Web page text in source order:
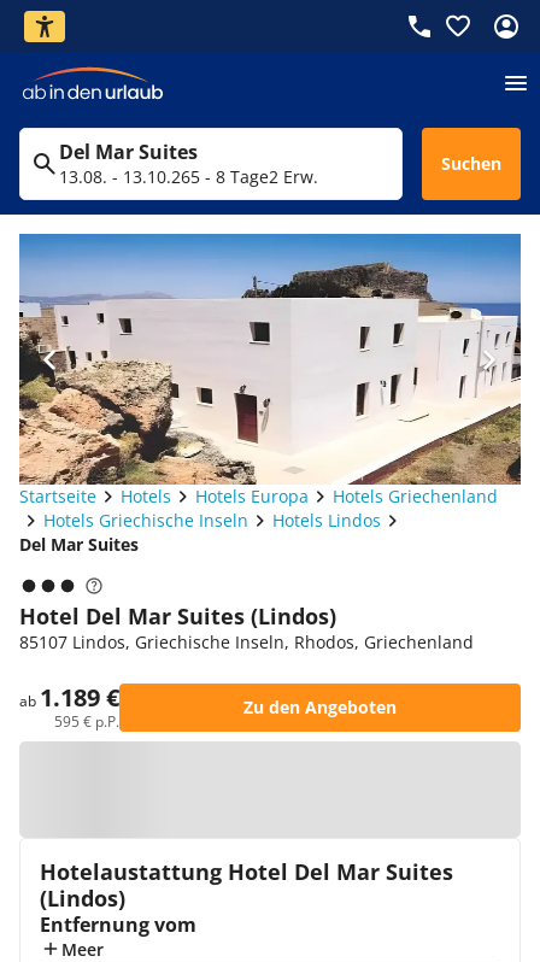
Del Mar Suites
13.08. - 13.10.265 - 8 Tage2 Erw.
Suchen
Startseite Hotels Hotels Europa
Hotels Griechenland
Hotels Griechische Inseln
Hotels Lindos
Del Mar Suites
Hotel Del Mar Suites (Lindos)
85107 Lindos, Griechische Inseln, Rhodos, Griechenland
ab 1.189 €
595 € p.P.
Zu den Angeboten
Hotelaustattung Hotel Del Mar Suites
(Lindos)
Entfernung vom
Meer